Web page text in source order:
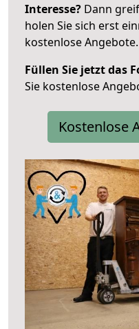
Interesse? Dann
holen Sie sich erst
kostenlose Angebote.
Füllen Sie jetzt das
Sie kostenlose
Kostenlose